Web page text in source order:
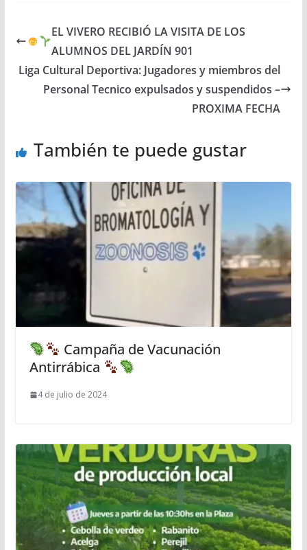
EL VIVERO RECIBIÓ LA VISITA DE LOS
ALUMNOS DEL JARDÍN 901
Liga Cultural Deportiva: Jugadores y miembros del
Personal Tecnico expulsados y suspendidos –
PROXIMA FECHA
También te puede gustar
Campaña de Vacunación
Antirrábica
4 de julio de 2024